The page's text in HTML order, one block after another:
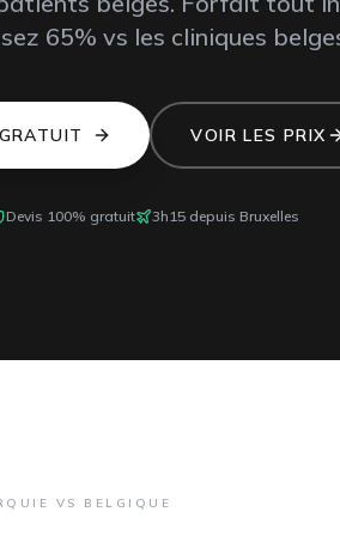
65% vs les cliniques
VOIR LES PRIX
Devis 100% gratuit 3h15depuis Bruxelles
VS BELGIQUE